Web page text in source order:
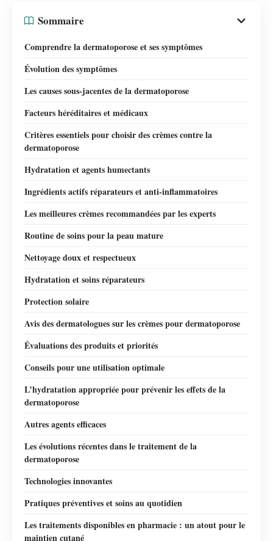
Sommaire
Comprendre la dermatoporose et ses symptômes
Évolution des symptômes
Les causes sous-jacentes de la dermatoporose
Facteurs héréditaires et médicaux
Critères essentiels pour choisir des crèmes contre la
dermatoporose
Hydratation et agents humectants
Ingrédients actifs réparateurs et anti-inflammatoires
Les meilleures crèmes recommandées par les experts
Routine de soins pour la peau mature
Nettoyage doux et respectueux
Hydratation et soins réparateurs
Protection solaire
Avis des dermatologues sur les crèmes pour dermatoporose
Évaluations des produits et priorités
Conseils pour une utilisation optimale
L’hydratation appropriée pour prévenir les effets de la
dermatoporose
Autres agents efficaces
Les évolutions récentes dans le traitement de la
dermatoporose
Technologies innovantes
Pratiques préventives et soins au quotidien
Les traitements disponibles en pharmacie : un atout pour le
maintien cutané